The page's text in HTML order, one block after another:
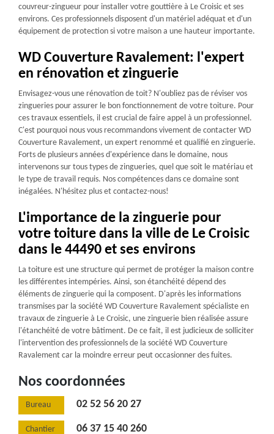
couvreur-zingueur pour installer votre gouttière à Le Croisic et ses
environs. Ces professionnels disposent d'un matériel adéquat et d'un
équipement de protection si votre maison a une hauteur importante.
WD Couverture Ravalement: l'expert
en rénovation et zinguerie
Envisagez-vous une rénovation de toit? N'oubliez pas de réviser vos
zingueries pour assurer le bon fonctionnement de votre toiture. Pour
ces travaux essentiels, il est crucial de faire appel à un professionnel.
C'est pourquoi nous vous recommandons vivement de contacter WD
Couverture Ravalement, un expert renommé et qualifié en zinguerie.
Forts de plusieurs années d'expérience dans le domaine, nous
intervenons sur tous types de zingueries, quel que soit le matériau et
le type de travail requis. Nos compétences dans ce domaine sont
inégalées. N'hésitez plus et contactez-nous!
L'importance de la zinguerie pour
votre toiture dans la ville de Le Croisic
dans le 44490 et ses environs
La toiture est une structure qui permet de protéger la maison contre
les différentes intempéries. Ainsi, son étanchéité dépend des
éléments de zinguerie qui la composent. D'après les informations
transmises par la société WD Couverture Ravalement spécialiste en
travaux de zinguerie à Le Croisic, une zinguerie bien réalisée assure
l'étanchéité de votre bâtiment. De ce fait, il est judicieux de solliciter
l'intervention des professionnels de la société WD Couverture
Ravalement car la moindre erreur peut occasionner des fuites.
Nos coordonnées
Bureau 02 52 56 20 27
Chantier 06 37 15 40 260